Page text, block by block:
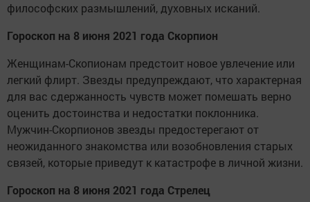
философских размышлений, духовных исканий.
Гороскоп на 8 июня 2021 года Скорпион
Женщинам-Скопионам предстоит новое увлечение или
легкий флирт. Звезды предупреждают, что характерная
для вас сдержанность чувств может помешать верно
оценить достоинства и недостатки поклонника.
Мужчин-Скорпионов звезды предостерегают от
неожиданного знакомства или возобновления старых
связей, которые приведут к катастрофе в личной жизни.
Гороскоп на 8 июня 2021 года Стрелец